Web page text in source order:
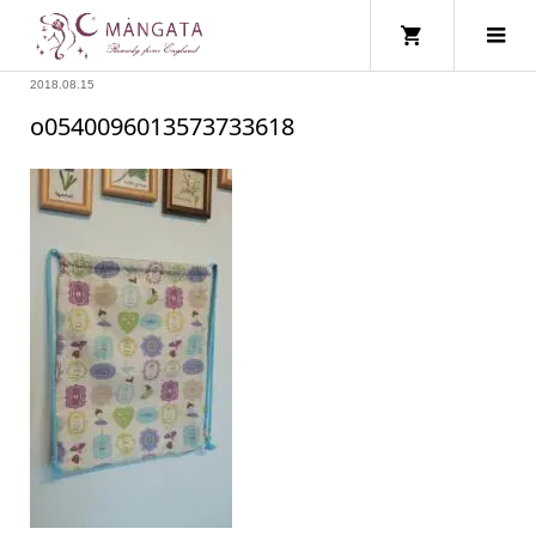
2018.08.15
o0540096013573733618